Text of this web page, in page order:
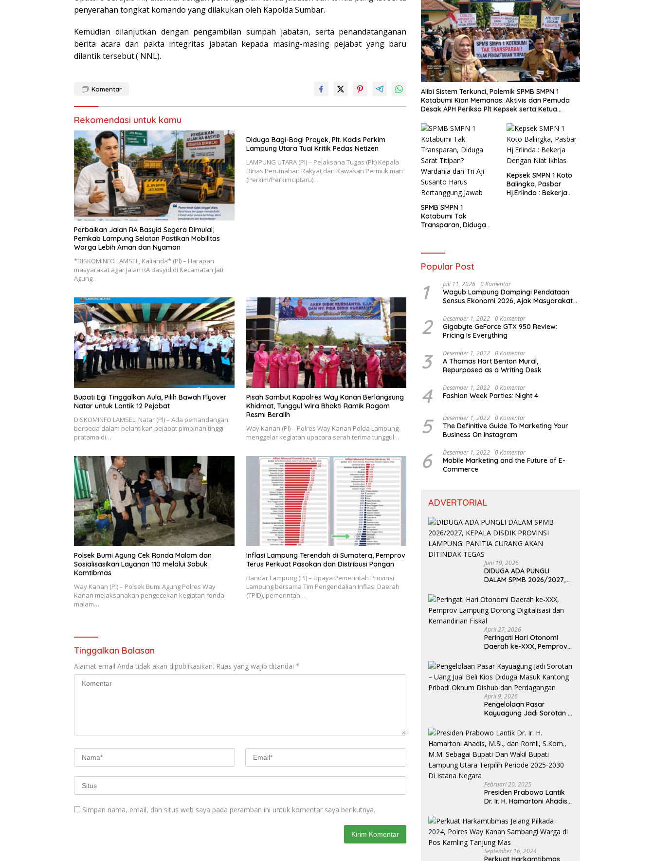
penyerahan tongkat komando yang dilakukan oleh Kapolda Sumbar.
Kemudian dilanjutkan dengan pengambilan sumpah jabatan, serta penandatanganan
berita acara dan pakta integritas jabatan kepada masing-masing pejabat yang baru
dilantik tersebut.( NNL).
Komentar
Rekomendasi untuk kamu
Perbaikan Jalan RA Basyid Segera Dimulai,
Pemkab Lampung Selatan Pastikan Mobilitas
Warga Lebih Aman dan Nyaman
*DISKOMINFO LAMSEL, Kalianda* (Pl) – Harapan
masyarakat agar Jalan RA Basyid di Kecamatan Jati
Agung…
Diduga Bagi-Bagi Proyek, Plt. Kadis Perkim
Lampung Utara Tuai Kritik Pedas Netizen
LAMPUNG UTARA (PI) – Pelaksana Tugas (Plt) Kepala
Dinas Perumahan Rakyat dan Kawasan Permukiman
(Perkim/Perkimciptaru)…
Bupati Egi Tinggalkan Aula, Pilih Bawah Flyover
Natar untuk Lantik 12 Pejabat
DISKOMINFO LAMSEL, Natar (Pl) – Ada pemandangan
berbeda dalam pelantikan pejabat pimpinan tinggi
pratama di…
Pisah Sambut Kapolres Way Kanan Berlangsung
Khidmat, Tunggul Wira Bhakti Ramik Ragom
Resmi Beralih
Way Kanan (Pl) – Polres Way Kanan Polda Lampung
menggelar kegiatan upacara serah terima tunggul…
Polsek Bumi Agung Cek Ronda Malam dan
Sosialisasikan Layanan 110 melalui Sabuk
Kamtibmas
Way Kanan (Pl) – Polsek Bumi Agung Polres Way
Kanan melaksanakan pengecekan kegiatan ronda
malam…
Inflasi Lampung Terendah di Sumatera, Pemprov
Terus Perkuat Pasokan dan Distribusi Pangan
Bandar Lampung (PI) – Upaya Pemerintah Provinsi
Lampung bersama Tim Pengendalian Inflasi Daerah
(TPID), pemerintah…
Tinggalkan Balasan
Alamat email Anda tidak akan dipublikasikan. Ruas yang wajib ditandai *
Simpan nama, email, dan situs web saya pada peramban ini untuk komentar saya berikutnya.
Alibi Sistem Terkunci, Polemik SPMB SMPN 1
Kotabumi Kian Memanas: Aktivis dan Pemuda
Desak APH Periksa Plt Kepsek serta Ketua
SPMB SMPN 1
Kotabumi Tak
Transparan, Diduga
Susanto Harus
Kepsek SMPN 1 Koto
Balingka, Pasbar
Hj.Erlinda : Bekerja
Popular Post
1 Juli 11, 2026 0 Komentar
Wagub Lampung Dampingi Pendataan
Sensus Ekonomi 2026, Ajak Masyarakat
2 Desember 1, 2022 0 Komentar
Gigabyte GeForce GTX 950 Review:
Pricing Is Everything
3 Desember 1, 2022 0 Komentar
A Thomas Hart Benton Mural,
Repurposed as a Writing Desk
4 Desember 1, 2022 0 Komentar
Fashion Week Parties: Night 4
5 Desember 1, 2022 0 Komentar
The Definitive Guide To Marketing Your
Business On Instagram
6 Desember 1, 2022 0 Komentar
Mobile Marketing and the Future of E-
Commerce
ADVERTORIAL
Juni 19, 2026
DIDUGA ADA PUNGLI
DALAM SPMB 2026/2027,
LAMPUNG: PANITIA CURANG
AKAN DITINDAK TEGAS
April 27, 2026
Peringati Hari Otonomi
Daerah ke-XXX, Pemprov
Digitalisasi dan
Kemandirian Fiskal
April 9, 2026
Pengelolaan Pasar
Kayuagung Jadi Sorotan –
Masuk Kantong Pribadi
Oknum Dishub dan
Perdagangan
Februari 20, 2025
Presiden Prabowo Lantik
Dr. Ir. H. Hamartoni Ahadis,
M.M. Sebagai Bupati Dan
Wakil Bupati Lampung
Utara Terpilih Periode
2025-2030 Di Istana
Negara
September 16, 2024
Perkuat Harkamtibmas